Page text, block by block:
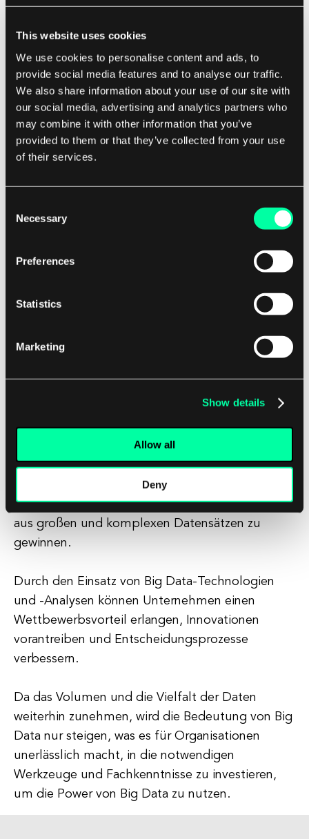
This website uses cookies
We use cookies to personalise content and ads, to
provide social media features and to analyse our traffic.
We also share information about your use of our site with
our social media, advertising and analytics partners who
may combine it with other information that you’ve
provided to them or that they’ve collected from your use
of their services.
Selection
Necessary
Preferences
Statistics
Marketing
Show details
Allow all
Deny
Gesundheitswesen, Einzelhandel und Marketing.
In der Finanzwelt wird Big Data zur
Betrugserkennung, Risikomanagement und
algorithmischen Handels eingesetzt.
und klinische Forschung verwendet.
Im Einzelhandel wird Big Data für
Preisanpassung genutzt.
Werbung, Kundenprofilierung und
Zusammenfassend lässt sich sagen, dass Big
Data eine entscheidende Rolle in der heutigen
datengetriebenen Welt spielt, indem es
Organisationen ermöglicht, wertvolle Einblicke
aus großen und komplexen Datensätzen zu
gewinnen.
Durch den Einsatz von Big Data-Technologien
und -Analysen können Unternehmen einen
Wettbewerbsvorteil erlangen, Innovationen
vorantreiben und Entscheidungsprozesse
verbessern.
Da das Volumen und die Vielfalt der Daten
weiterhin zunehmen, wird die Bedeutung von Big
Data nur steigen, was es für Organisationen
unerlässlich macht, in die notwendigen
Werkzeuge und Fachkenntnisse zu investieren,
um die Power von Big Data zu nutzen.